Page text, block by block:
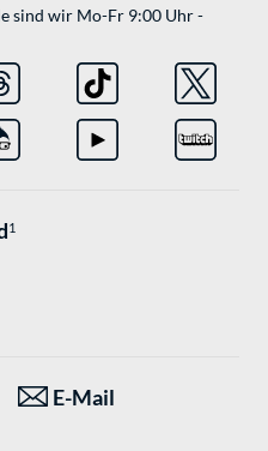
sind wir Mo-Fr 9:00 Uhr -
1
E-Mail